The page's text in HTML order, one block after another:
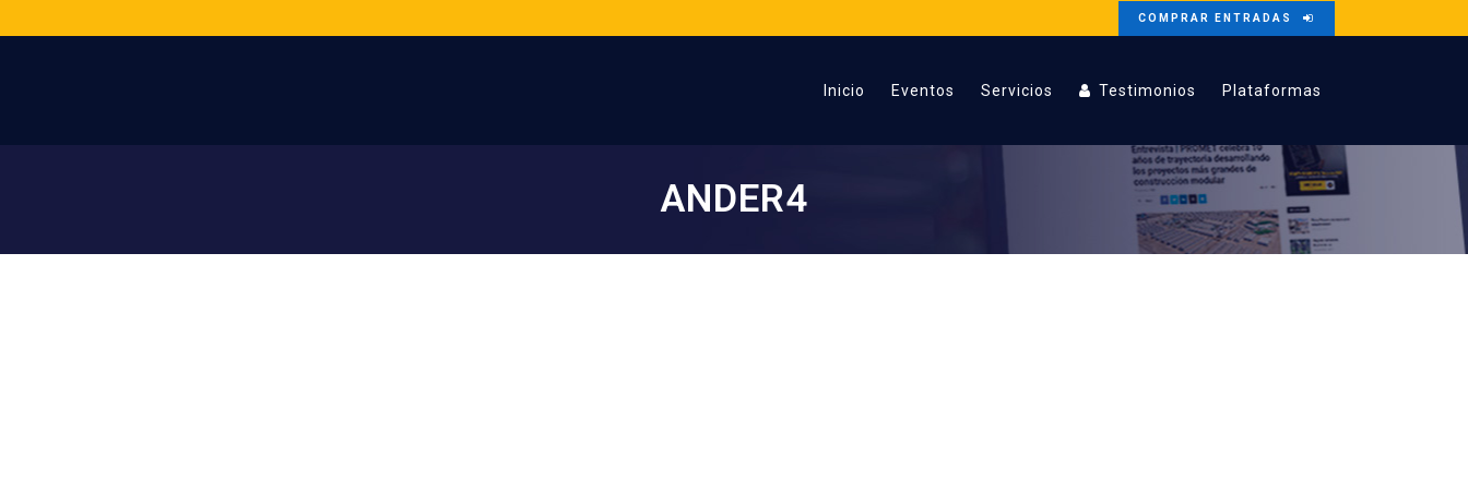
COMPRAR ENTRADAS
Inicio Eventos Servicios Testimonios Plataformas
ANDER4